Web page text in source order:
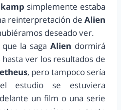
simplemente estaba
reinterpretación de Alien
deseado ver.
que la sagaAlien dormirá
ver los resultados de
, pero tampoco sería
estudio se estuviera
un film o una serie